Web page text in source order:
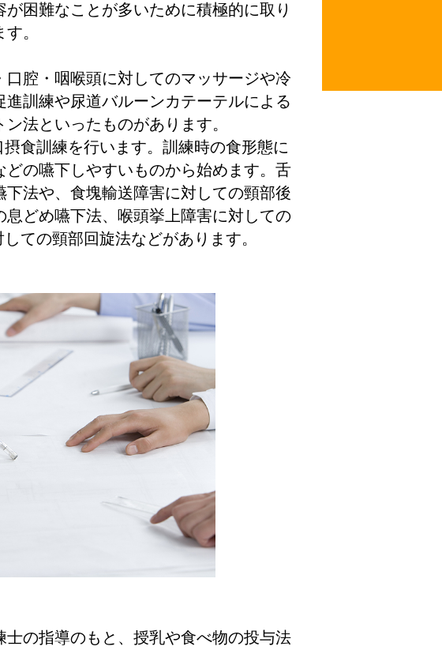
困難なことが多いために積極的に取り
。
腔・咽喉頭に対してのマッサージや冷
訓練や尿道バルーンカテーテルによる
法といったものがあります。
食訓練を行います。訓練時の食形態に
の嚥下しやすいものから始めます。舌
法や、食塊輸送障害に対しての頸部後
息どめ嚥下法、喉頭挙上障害に対しての
ての頸部回旋法などがあります。
の指導のもと、授乳や食べ物の投与法